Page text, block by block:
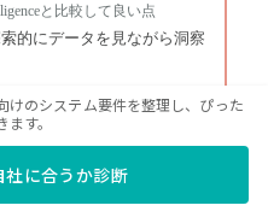
と比較して良い点
的にデータを見ながら洞察
り、分析文化を全社へ広げ
場合は、統制と権限の設計
けのシステム要件を整理し、ぴった
す。
社に合うか診断